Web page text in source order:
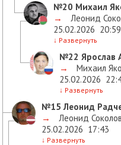
№20 Михаил
→
Леонид
25.02.2026 20:59
↓ Развернуть
№22 Ярослав
→
Михаил
25.02.2026
↓ Развернуть
№15 Леонид
→
Леонид Соколов
25.02.2026 17:43
↓ Развернуть